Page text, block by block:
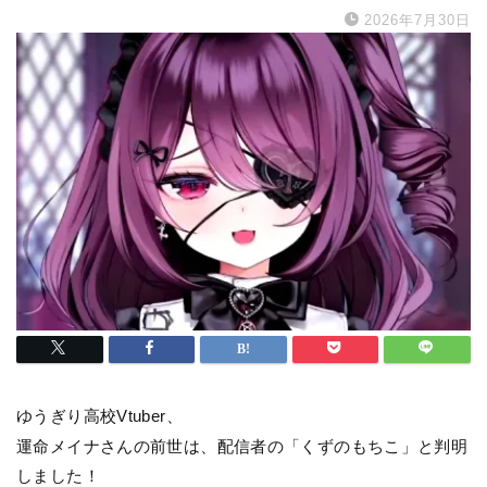
2026年7月30日
ゆうぎり高校Vtuber、
運命メイナさんの前世は、配信者の「くずのもちこ」と判明
しました！